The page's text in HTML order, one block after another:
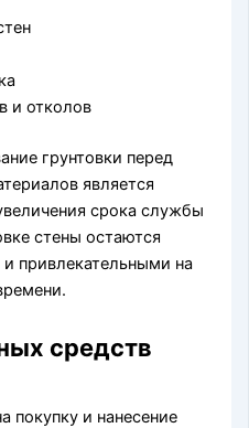
и отколов
грунтовки перед
является
срока службы
стены остаются
привлекательными на
средств
покупку и нанесение